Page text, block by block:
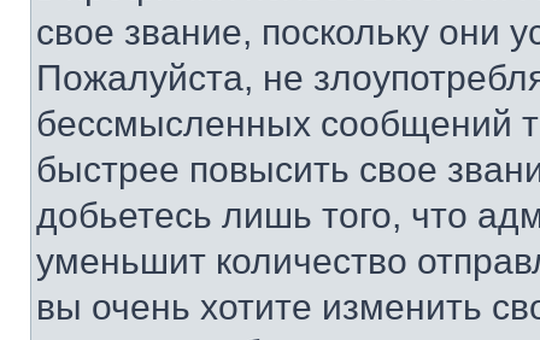
свое звание, поскольку они
Пожалуйста, не
бессмысленных сообщений
быстрее повысить свое
добьетесь лишь того, что
уменьшит количество
вы очень хотите изменить